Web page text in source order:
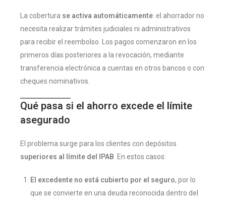
La cobertura se activa automáticamente: el ahorrador no
necesita realizar trámites judiciales ni administrativos
para recibir el reembolso. Los pagos comenzaron en los
primeros días posteriores a la revocación, mediante
transferencia electrónica a cuentas en otros bancos o con
cheques nominativos.
Qué pasa si el ahorro excede el límite
asegurado
El problema surge para los clientes con depósitos
superiores al límite del IPAB . En estos casos:
El excedente no está cubierto por el seguro, por lo
que se convierte en una deuda reconocida dentro del